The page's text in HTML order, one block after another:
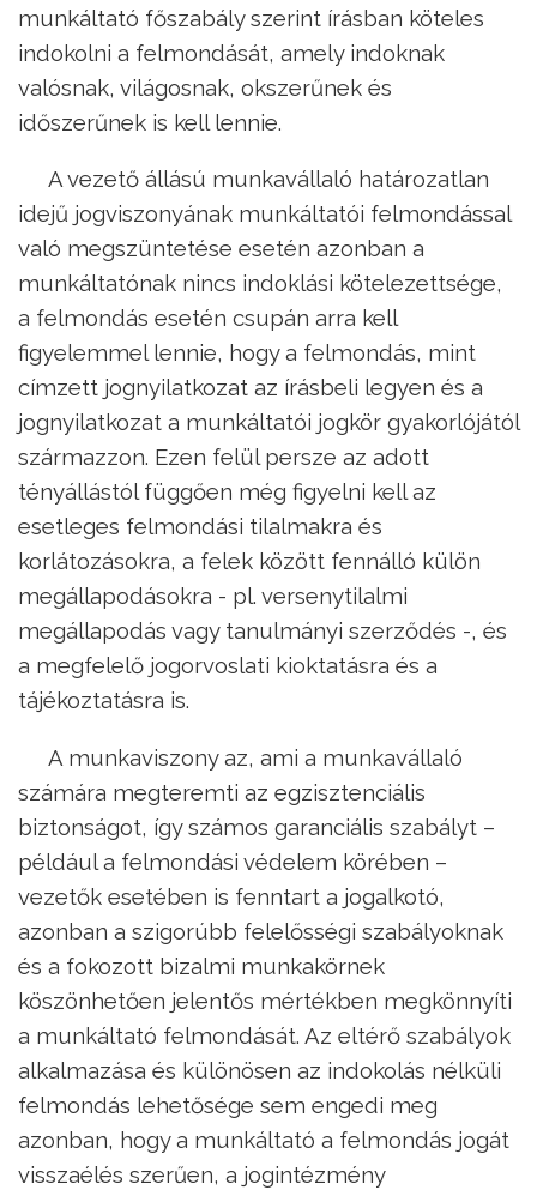
munkáltató főszabály szerint írásban köteles
indokolni a felmondását, amely indoknak
valósnak, világosnak, okszerűnek és
időszerűnek is kell lennie.
A vezető állású munkavállaló határozatlan
idejű jogviszonyának munkáltatói felmondással
való megszüntetése esetén azonban a
munkáltatónak nincs indoklási kötelezettsége,
a felmondás esetén csupán arra kell
figyelemmel lennie, hogy a felmondás, mint
címzett jognyilatkozat az írásbeli legyen és a
jognyilatkozat a munkáltatói jogkör gyakorlójától
származzon. Ezen felül persze az adott
tényállástól függően még figyelni kell az
esetleges felmondási tilalmakra és
korlátozásokra, a felek között fennálló külön
megállapodásokra - pl. versenytilalmi
megállapodás vagy tanulmányi szerződés -, és
a megfelelő jogorvoslati kioktatásra és a
tájékoztatásra is.
A munkaviszony az, ami a munkavállaló
számára megteremti az egzisztenciális
biztonságot, így számos garanciális szabályt –
például a felmondási védelem körében –
vezetők esetében is fenntart a jogalkotó,
azonban a szigorúbb felelősségi szabályoknak
és a fokozott bizalmi munkakörnek
köszönhetően jelentős mértékben megkönnyíti
a munkáltató felmondását. Az eltérő szabályok
alkalmazása és különösen az indokolás nélküli
felmondás lehetősége sem engedi meg
azonban, hogy a munkáltató a felmondás jogát
visszaélés szerűen, a jogintézmény